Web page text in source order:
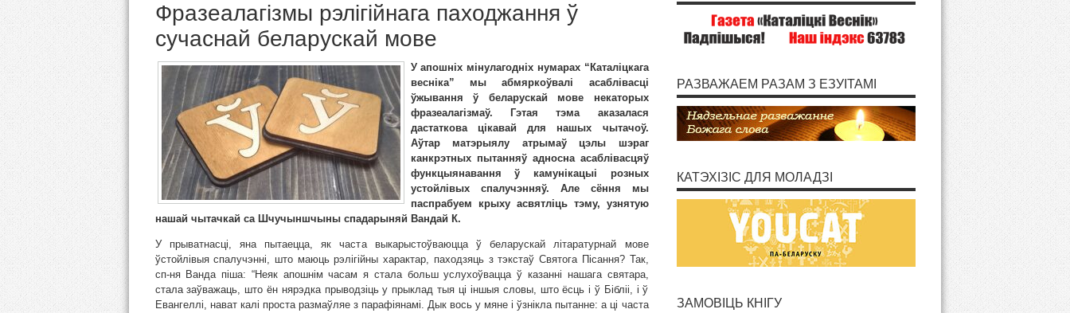
Фразеалагізмы рэлігійнага паходжання ў
сучаснай беларускай мове
У апошніх мінулагодніх нумарах “Каталіцкага
весніка” мы абмяркоўвалі асаблівасці
ўжывання ў беларускай мове некаторых
фразеалагізмаў. Гэтая тэма аказалася
дастаткова цікавай для нашых чытачоў.
Аўтар матэрыялу атрымаў цэлы шэраг
канкрэтных пытанняў адносна асаблівасцяў
функцыянавання ў камунікацыі розных
устойлівых спалучэнняў. Але сёння мы
паспрабуем крыху асвятліць тэму, узнятую
нашай чытачкай са Шчучыншчыны спадарыняй Вандай К.
У прыватнасці, яна пытаецца, як часта выкарыстоўваюцца ў беларускай літаратурнай мове
ўстойлівыя спалучэнні, што маюць рэлігійны характар, паходзяць з тэкстаў Святога Пісання? Так,
сп-ня Ванда піша: “Неяк апошнім часам я стала больш услухоўвацца ў казанні нашага святара,
стала заўважаць, што ён нярэдка прыводзіць у прыклад тыя ці іншыя словы, што ёсць і ў Бібліі, і ў
Евангеллі, нават калі проста размаўляе з парафіянамі. Дык вось у мяне і ўзнікла пытанне: а ці часта
РАЗВАЖАЕМ РАЗАМ З ЕЗУІТАМІ
КАТЭХІЗІС ДЛЯ МОЛАДЗІ
ЗАМОВІЦЬ КНІГУ